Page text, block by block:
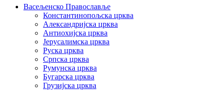
Васељенско Православље
Константинопољска црква
Александријска црква
Антиохијска црква
Јерусалимска црква
Руска црква
Српска црква
Румунска црква
Бугарска црква
Грузијска црква